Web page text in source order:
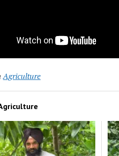
Agriculture